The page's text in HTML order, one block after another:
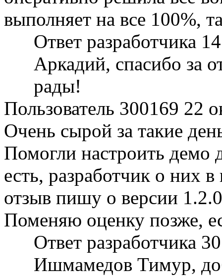
выполняет на все 100%,
Ответ разработчика
Аркадий, спасибо за
рады!
Пользователь 300169 22
Очень сырой за такие
Помогли настроить демо
есть, разработчик о них
отзыв пишу о версии 1.2.0
Поменяю оценку позже,
Ответ разработчика
Ишмамедов Тимур,